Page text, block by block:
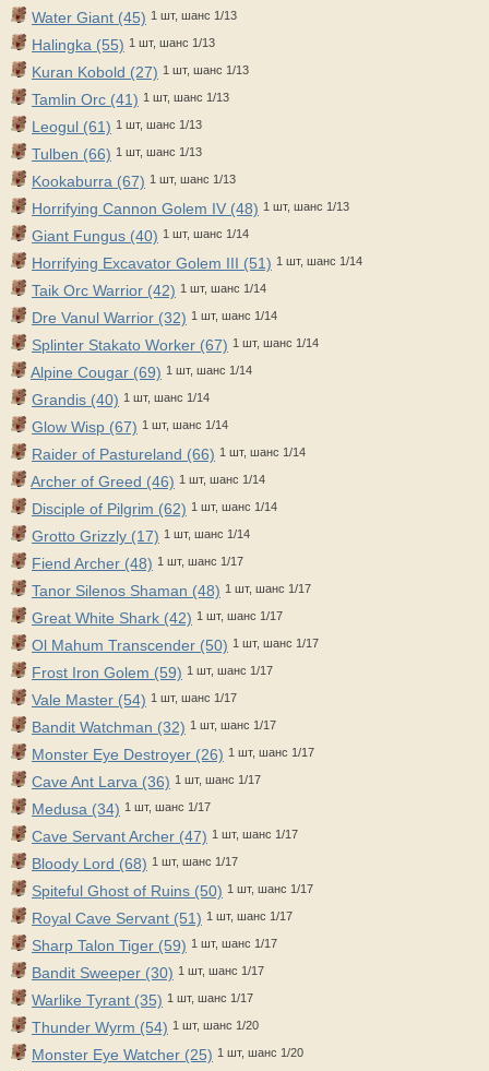
Water Giant (45) 1 шт, шанс 1/13
Halingka (55) 1 шт, шанс 1/13
Kuran Kobold (27) 1 шт, шанс 1/13
Tamlin Orc (41) 1 шт, шанс 1/13
Leogul (61) 1 шт, шанс 1/13
Tulben (66) 1 шт, шанс 1/13
Kookaburra (67) 1 шт, шанс 1/13
Horrifying Cannon Golem IV (48) 1 шт, шанс 1/13
Giant Fungus (40) 1 шт, шанс 1/14
Horrifying Excavator Golem III (51) 1 шт, шанс 1/14
Taik Orc Warrior (42) 1 шт, шанс 1/14
Dre Vanul Warrior (32) 1 шт, шанс 1/14
Splinter Stakato Worker (67) 1 шт, шанс 1/14
Alpine Cougar (69) 1 шт, шанс 1/14
Grandis (40) 1 шт, шанс 1/14
Glow Wisp (67) 1 шт, шанс 1/14
Raider of Pastureland (66) 1 шт, шанс 1/14
Archer of Greed (46) 1 шт, шанс 1/14
Disciple of Pilgrim (62) 1 шт, шанс 1/14
Grotto Grizzly (17) 1 шт, шанс 1/14
Fiend Archer (48) 1 шт, шанс 1/17
Tanor Silenos Shaman (48) 1 шт, шанс 1/17
Great White Shark (42) 1 шт, шанс 1/17
Ol Mahum Transcender (50) 1 шт, шанс 1/17
Frost Iron Golem (59) 1 шт, шанс 1/17
Vale Master (54) 1 шт, шанс 1/17
Bandit Watchman (32) 1 шт, шанс 1/17
Monster Eye Destroyer (26) 1 шт, шанс 1/17
Cave Ant Larva (36) 1 шт, шанс 1/17
Medusa (34) 1 шт, шанс 1/17
Cave Servant Archer (47) 1 шт, шанс 1/17
Bloody Lord (68) 1 шт, шанс 1/17
Spiteful Ghost of Ruins (50) 1 шт, шанс 1/17
Royal Cave Servant (51) 1 шт, шанс 1/17
Sharp Talon Tiger (59) 1 шт, шанс 1/17
Bandit Sweeper (30) 1 шт, шанс 1/17
Warlike Tyrant (35) 1 шт, шанс 1/17
Thunder Wyrm (54) 1 шт, шанс 1/20
Monster Eye Watcher (25) 1 шт, шанс 1/20